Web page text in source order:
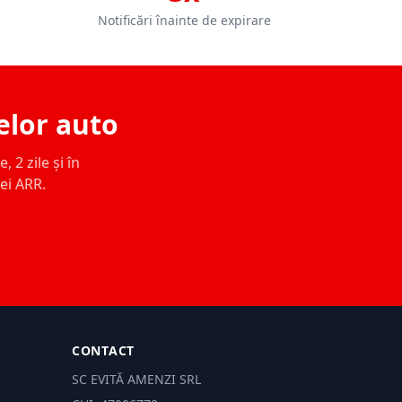
Notificări înainte de expirare
auto
2 zile și în
ARR.
CONTACT
SC EVITĂ AMENZI SRL